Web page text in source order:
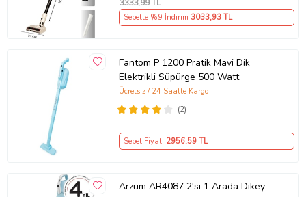
3333,99 TL
Sepette %9 İndirim 3033,93 TL
Fantom P 1200 Pratik Mavi Dik
Elektrikli Süpürge 500 Watt
(2)
Ücretsiz / 24 Saatte Kargo
Sepet Fiyatı 2956,59 TL
Arzum AR4087 2'si 1 Arada Dikey